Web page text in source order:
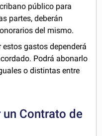
público para
partes, deberán
del mismo.
gastos dependerá
Podrá abonarlo
o distintas entre
un Contrato de